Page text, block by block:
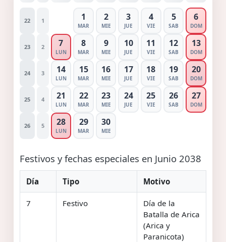
22 1 1
MAR
2
MIE
3
JUE
4
VIE
5
SAB
6
DOM
23 2 7
LUN
8
MAR
9
MIE
10
JUE
11
VIE
12
SAB
13
DOM
24 3 14
LUN
15
MAR
16
MIE
17
JUE
18
VIE
19
SAB
20
DOM
25 4 21
LUN
22
MAR
23
MIE
24
JUE
25
VIE
26
SAB
27
DOM
26 5 28
LUN
29
MAR
30
MIE
Festivos y fechas especiales en Junio 2038
Día Tipo Motivo
7 Festivo
Día de la
Batalla de Arica
(Arica y
Paranicota)